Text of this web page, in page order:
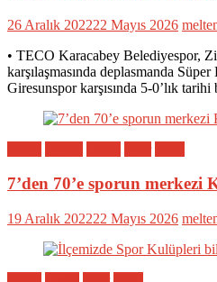
26 Aralık 202222 Mayıs 2026
• TECO Karacabey Belediyespor,
karşılaşmasında deplasmanda
Giresunspor karşısında 5-0’lık tarihi
7’den 70’e sporun merkezi
19 Aralık 202222 Mayıs 2026